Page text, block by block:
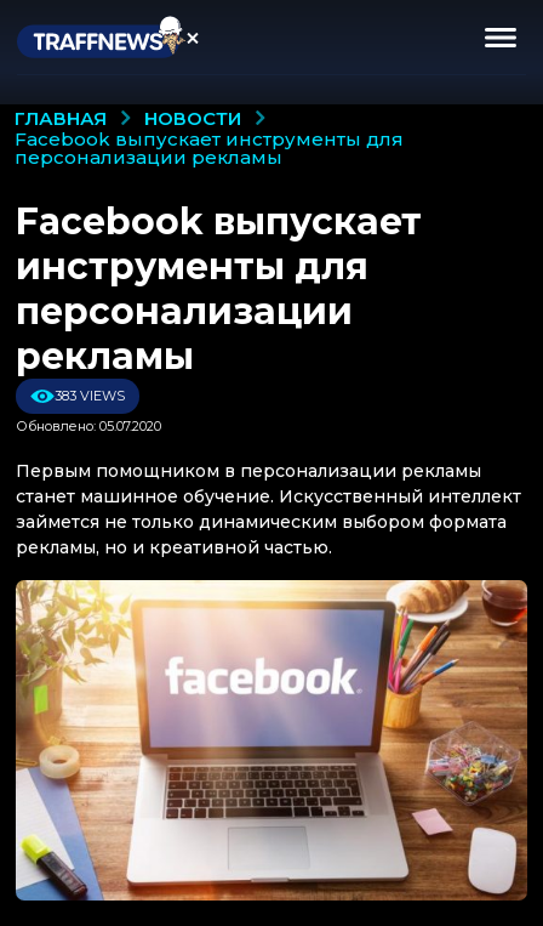
ГЛАВНАЯ
НОВОСТИ
facebook выпускает инструменты для
персонализации рекламы
Facebook выпускает
инструменты для
персонализации
рекламы
383 VIEWS
Обновлено: 05.07.2020
Первым помощником в персонализации рекламы
станет машинное обучение. Искусственный интеллект
займется не только динамическим выбором формата
рекламы, но и креативной частью.